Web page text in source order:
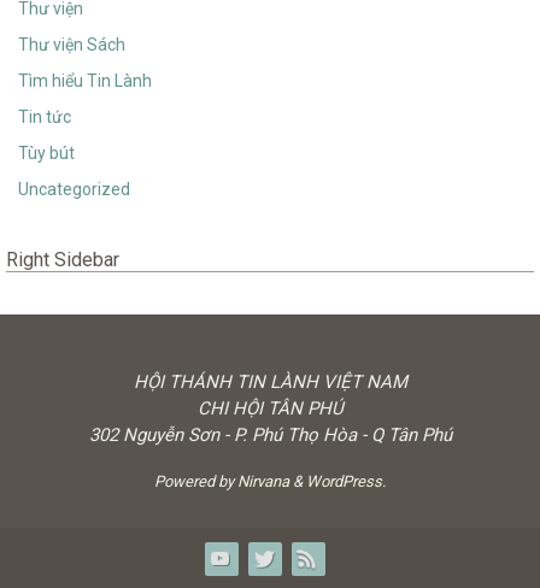
Thư viện
Thư viện Sách
Tìm hiểu Tin Lành
Tin tức
Tùy bút
Uncategorized
Right Sidebar
HỘI THÁNH TIN LÀNH VIỆT NAM
CHI HỘI TÂN PHÚ
302 Nguyễn Sơn - P. Phú Thọ Hòa - Q Tân Phú
Powered byNirvana& WordPress.